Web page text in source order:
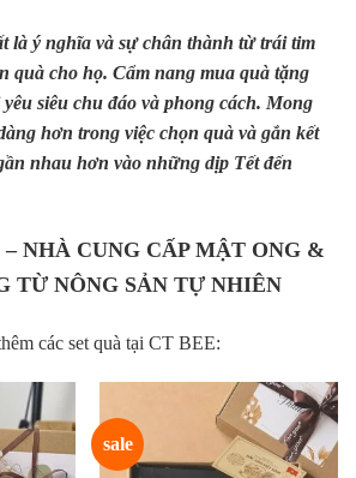
là ý nghĩa và sự chân thành từ trái tim
quà cho họ. Cẩm nang mua quà tặng
siêu chu đáo và phong cách. Mong
hơn trong việc chọn quà và gắn kết
nhau hơn vào những dịp Tết đến
NHÀ CUNG CẤP MẬT ONG &
TỪ NÔNG SẢN TỰ NHIÊN
các set quà tại CT BEE:
sale